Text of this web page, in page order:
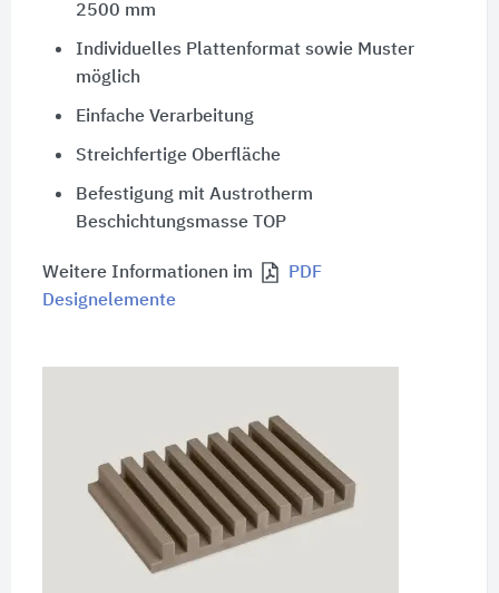
2500 mm
Individuelles Plattenformat sowie Muster
möglich
Einfache Verarbeitung
Streichfertige Oberfläche
Befestigung mit Austrotherm
Beschichtungsmasse TOP
Weitere Informationen im
PDF
Designelemente